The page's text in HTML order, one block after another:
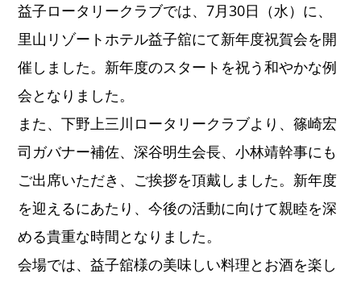
益子ロータリークラブでは、7月30日（水）に、
里山リゾートホテル益子舘にて新年度祝賀会を開
催しました。新年度のスタートを祝う和やかな例
会となりました。
また、下野上三川ロータリークラブより、篠崎宏
司ガバナー補佐、深谷明生会長、小林靖幹事にも
ご出席いただき、ご挨拶を頂戴しました。新年度
を迎えるにあたり、今後の活動に向けて親睦を深
める貴重な時間となりました。
会場では、益子舘様の美味しい料理とお酒を楽し